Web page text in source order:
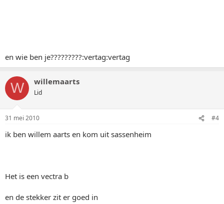
en wie ben je?????????:vertag:vertag
W willemaarts
Lid
31 mei 2010 #4
ik ben willem aarts en kom uit sassenheim
Het is een vectra b
en de stekker zit er goed in